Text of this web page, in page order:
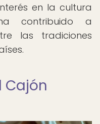
en la cultura
contribuido a
las tradiciones
Cajón